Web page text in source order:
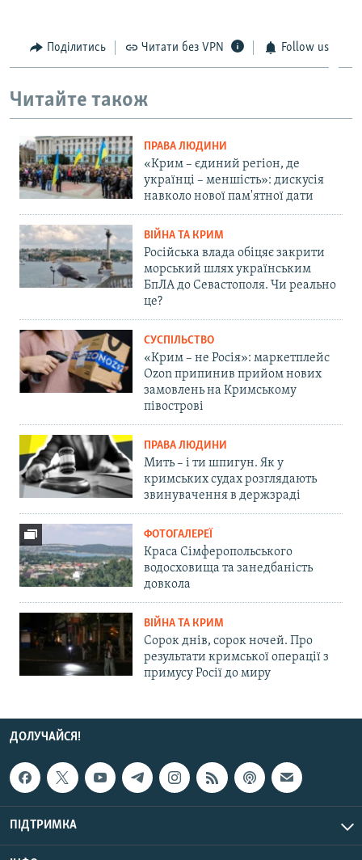
Поділитись Читати без VPN Follow us
Читайте також
ПРАВА ЛЮДИНИ
«Крим – єдиний регіон, де
українці – меншість»: дискусія
навколо нової пам'ятної дати
ВІЙНА ТА КРИМ
Російська влада обіцяє закрити
морський шлях українським
БпЛА до Севастополя. Чи реально
це?
СУСПІЛЬСТВО
«Крим – не Росія»: маркетплейс
Ozon припинив прийом нових
замовлень на Кримському
півострові
ПРАВА ЛЮДИНИ
Мить – і ти шпигун. Як у
кримських судах розглядають
звинувачення в держзраді
ФОТОГАЛЕРЕЇ
Краса Сімферопольського
водосховища та занедбаність
довкола
ВІЙНА ТА КРИМ
Сорок днів, сорок ночей. Про
результати кримської операції з
примусу Росії до миру
ДОЛУЧАЙСЯ!
ПІДТРИМКА